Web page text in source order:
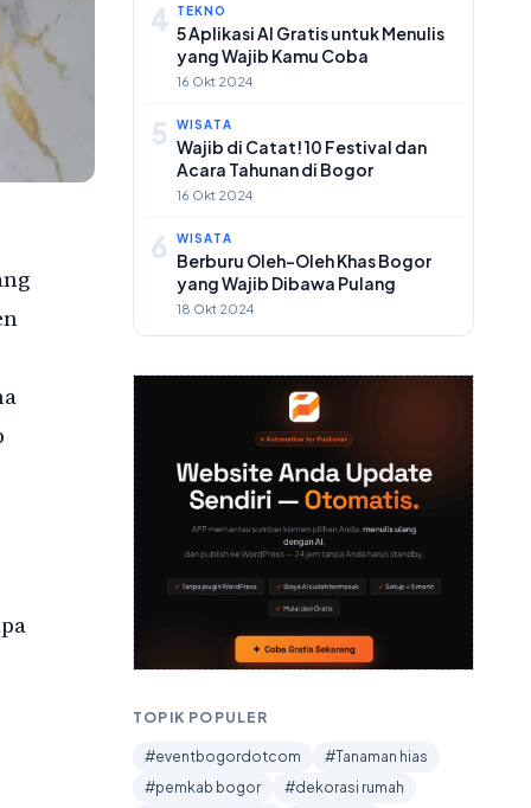
4 TEKNO
5 Aplikasi AI Gratis untuk Menulis
yang Wajib Kamu Coba
16 Okt 2024
5 WISATA
Wajib di Catat! 10 Festival dan
Acara Tahunan di Bogor
16 Okt 2024
6 WISATA
Berburu Oleh-Oleh Khas Bogor
yang Wajib Dibawa Pulang
18 Okt 2024
TOPIK POPULER
#eventbogordotcom
#Tanaman hias
#pemkab bogor
#dekorasi rumah